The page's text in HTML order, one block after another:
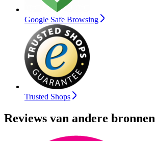
Google Safe Browsing
Trusted Shops
Reviews van andere bronnen